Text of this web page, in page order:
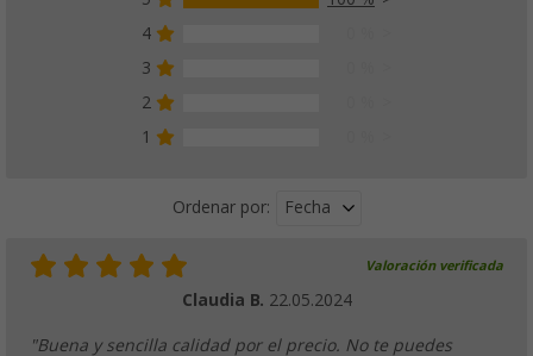
4
3
2
1
Ordenar por: Fecha
Valoración verificada
Claudia B. 22.05.2024
"Buena y sencilla calidad por el precio. No te puedes